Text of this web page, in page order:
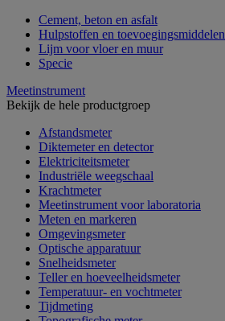
Cement, beton en asfalt
Hulpstoffen en toevoegingsmiddelen
Lijm voor vloer en muur
Specie
Meetinstrument
Bekijk de hele productgroep
Afstandsmeter
Diktemeter en detector
Elektriciteitsmeter
Industriële weegschaal
Krachtmeter
Meetinstrument voor laboratoria
Meten en markeren
Omgevingsmeter
Optische apparatuur
Snelheidsmeter
Teller en hoeveelheidsmeter
Temperatuur- en vochtmeter
Tijdmeting